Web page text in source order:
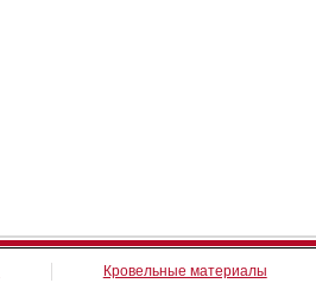
Кровельные материалы